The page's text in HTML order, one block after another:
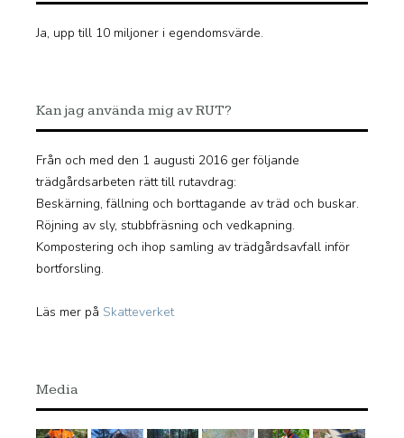
Ja, upp till 10 miljoner i egendomsvärde.
Kan jag använda mig av RUT?
Från och med den 1 augusti 2016 ger följande
trädgårdsarbeten rätt till rutavdrag:
Beskärning, fällning och borttagande av träd och buskar.
Röjning av sly, stubbfräsning och vedkapning.
Kompostering och ihop samling av trädgårdsavfall inför
bortforsling.
Läs mer på Skatteverket
Media